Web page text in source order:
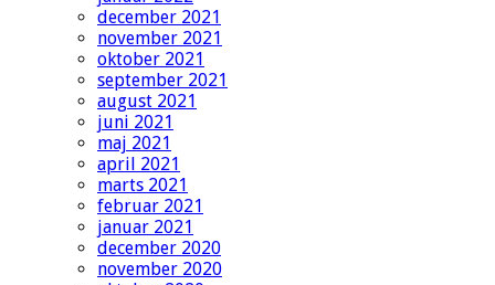
december 2021
november 2021
oktober 2021
september 2021
august 2021
juni 2021
maj 2021
april 2021
marts 2021
februar 2021
januar 2021
december 2020
november 2020